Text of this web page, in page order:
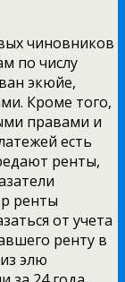
чиновников
по числу
экюйе,
Кроме того,
правами и
есть
ренты,
ренты
от учета
ренту в
элю